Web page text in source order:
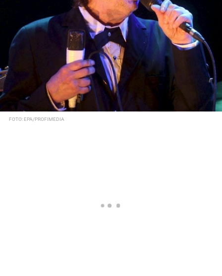
FOTO: EPA/PROFIMEDIA